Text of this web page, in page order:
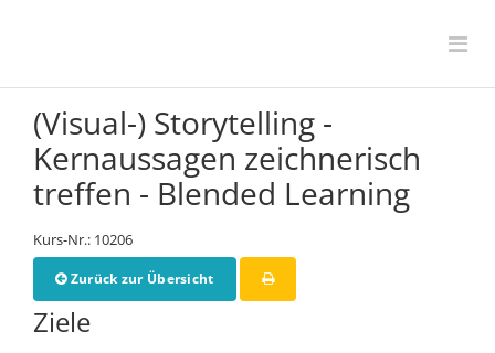
(Visual-) Storytelling -
Kernaussagen zeichnerisch
treffen - Blended Learning
Kurs-Nr.: 10206
Zurück zur Übersicht
Ziele